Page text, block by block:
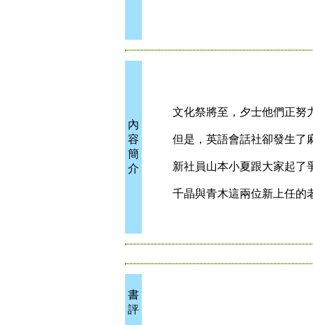
內
容
簡
介
文化祭將至，夕士他們正努
但是，英語會話社卻發生了
新社員山本小夏跟大家起了
千晶與青木這兩位新上任的
書
評